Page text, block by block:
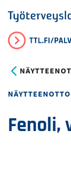
Hyppää
pääsisältöön
Työterveyslaitos
Fenoli,